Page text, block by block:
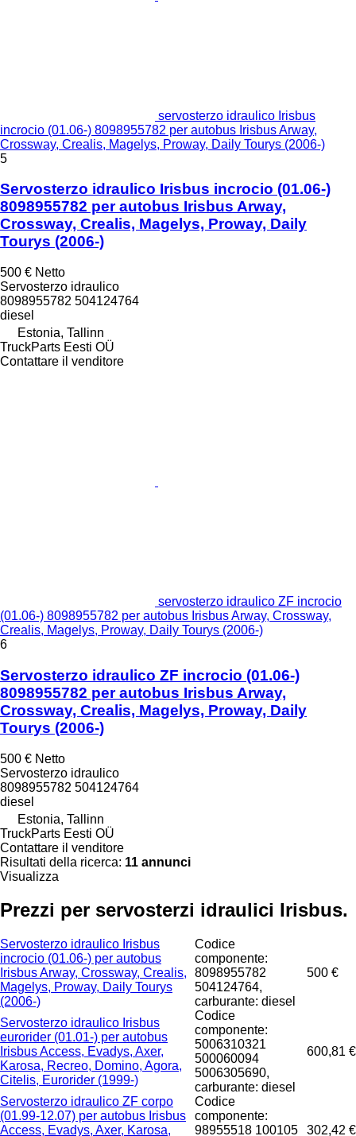
servosterzo idraulico Irisbus
incrocio (01.06-) 8098955782 per autobus Irisbus Arway,
Crossway, Crealis, Magelys, Proway, Daily Tourys (2006-)
5
Servosterzo idraulico Irisbus incrocio (01.06-)
8098955782 per autobus Irisbus Arway,
Crossway, Crealis, Magelys, Proway, Daily
Tourys (2006-)
500 € Netto
Servosterzo idraulico
8098955782 504124764
diesel
Estonia, Tallinn
TruckParts Eesti OÜ
Contattare il venditore
servosterzo idraulico ZF incrocio
(01.06-) 8098955782 per autobus Irisbus Arway, Crossway,
Crealis, Magelys, Proway, Daily Tourys (2006-)
6
Servosterzo idraulico ZF incrocio (01.06-)
8098955782 per autobus Irisbus Arway,
Crossway, Crealis, Magelys, Proway, Daily
Tourys (2006-)
500 € Netto
Servosterzo idraulico
8098955782 504124764
diesel
Estonia, Tallinn
TruckParts Eesti OÜ
Contattare il venditore
Risultati della ricerca: 11 annunci
Visualizza
Prezzi per servosterzi idraulici Irisbus.
Servosterzo idraulico Irisbus
incrocio (01.06-) per autobus
Irisbus Arway, Crossway, Crealis,
Magelys, Proway, Daily Tourys
(2006-)
Codice
componente:
8098955782
504124764,
carburante: diesel
500 €
Servosterzo idraulico Irisbus
eurorider (01.01-) per autobus
Irisbus Access, Evadys, Axer,
Karosa, Recreo, Domino, Agora,
Citelis, Eurorider (1999-)
Codice
componente:
5006310321
500060094
5006305690,
carburante: diesel
600,81 €
Servosterzo idraulico ZF corpo
(01.99-12.07) per autobus Irisbus
Access, Evadys, Axer, Karosa,
Codice
componente:
98955518 100105
302,42 €